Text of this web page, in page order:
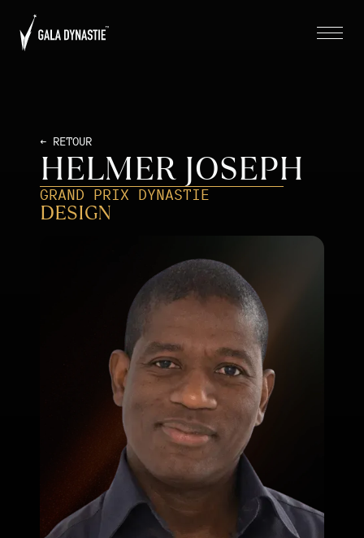
← RETOUR
HELMER JOSEPH
GRAND PRIX DYNASTIE
DESIGN